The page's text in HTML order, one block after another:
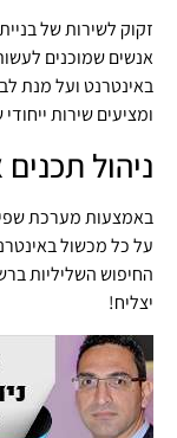
זקוק לשירות של
אנשים שמוכנים
באינטרנט ועל מנת
ומציעים שירות
ניהול
באמצעות מערכת
על כל מכשול
החיפוש השליליות
יצליח!